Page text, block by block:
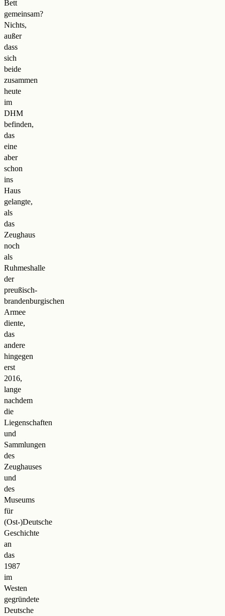
Bett
gemeinsam?
Nichts,
außer
dass
sich
beide
zusammen
heute
im
DHM
befinden,
das
eine
aber
schon
ins
Haus
gelangte,
als
das
Zeughaus
noch
als
Ruhmeshalle
der
preußisch-
brandenburgischen
Armee
diente,
das
andere
hingegen
erst
2016,
lange
nachdem
die
Liegenschaften
und
Sammlungen
des
Zeughauses
und
des
Museums
für
(Ost-)Deutsche
Geschichte
an
das
1987
im
Westen
gegründete
Deutsche